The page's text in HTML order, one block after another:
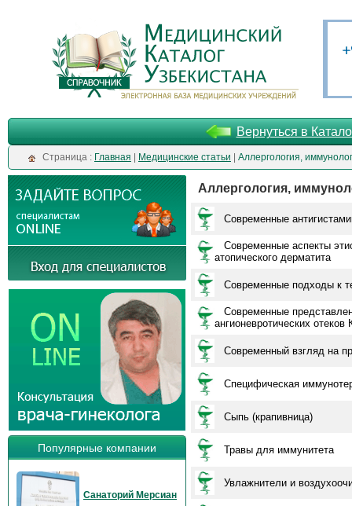
Вернуться в
Cтраница : Главная Медицинские статьи Аллергология,
Популярные компании
Санаторий Мерсиан
Аллергология,
Современные
Современные аспекты
атопического дерматита
Современные подходы к
Современные
ангионевротических отеков
Современный взгляд на
Специфическая
Сыпь (крапивница)
Травы для иммунитета
Увлажнители и